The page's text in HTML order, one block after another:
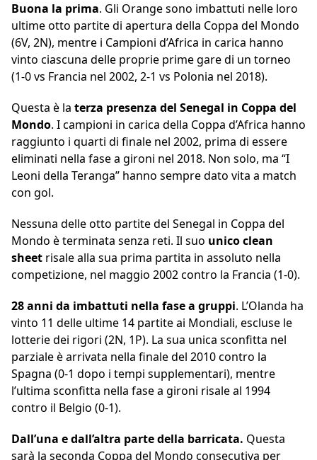
Buona la prima. Gli Orange sono imbattuti nelle loro
ultime otto partite di apertura della Coppa del Mondo
(6V, 2N), mentre i Campioni d’Africa in carica hanno
vinto ciascuna delle proprie prime gare di un torneo
(1-0 vs Francia nel 2002, 2-1 vs Polonia nel 2018).
Questa è la terza presenza del Senegal in Coppa del
Mondo. I campioni in carica della Coppa d’Africa hanno
raggiunto i quarti di finale nel 2002, prima di essere
eliminati nella fase a gironi nel 2018. Non solo, ma “I
Leoni della Teranga” hanno sempre dato vita a match
con gol.
Nessuna delle otto partite del Senegal in Coppa del
Mondo è terminata senza reti. Il suo unico clean
sheet risale alla sua prima partita in assoluto nella
competizione, nel maggio 2002 contro la Francia (1-0).
28 anni da imbattuti nella fase a gruppi. L’Olanda ha
vinto 11 delle ultime 14 partite ai Mondiali, escluse le
lotterie dei rigori (2N, 1P). La sua unica sconfitta nel
parziale è arrivata nella finale del 2010 contro la
Spagna (0-1 dopo i tempi supplementari), mentre
l’ultima sconfitta nella fase a gironi risale al 1994
contro il Belgio (0-1).
Dall’una e dall’altra parte della barricata. Questa
sarà la seconda Coppa del Mondo consecutiva per